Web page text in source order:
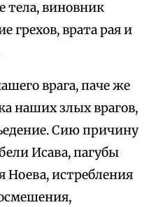
тела, виновник
грехов, врата рая и
врага, паче же
наших злых врагов,
Сию причину
Исава, пагубы
Ноева, истребления